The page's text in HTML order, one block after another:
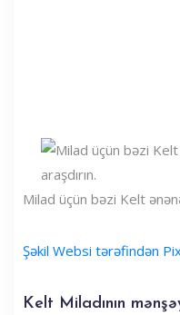
Milad üçün bəzi Kelt
Şəkil Websi tərəfindən
Kelt Miladının